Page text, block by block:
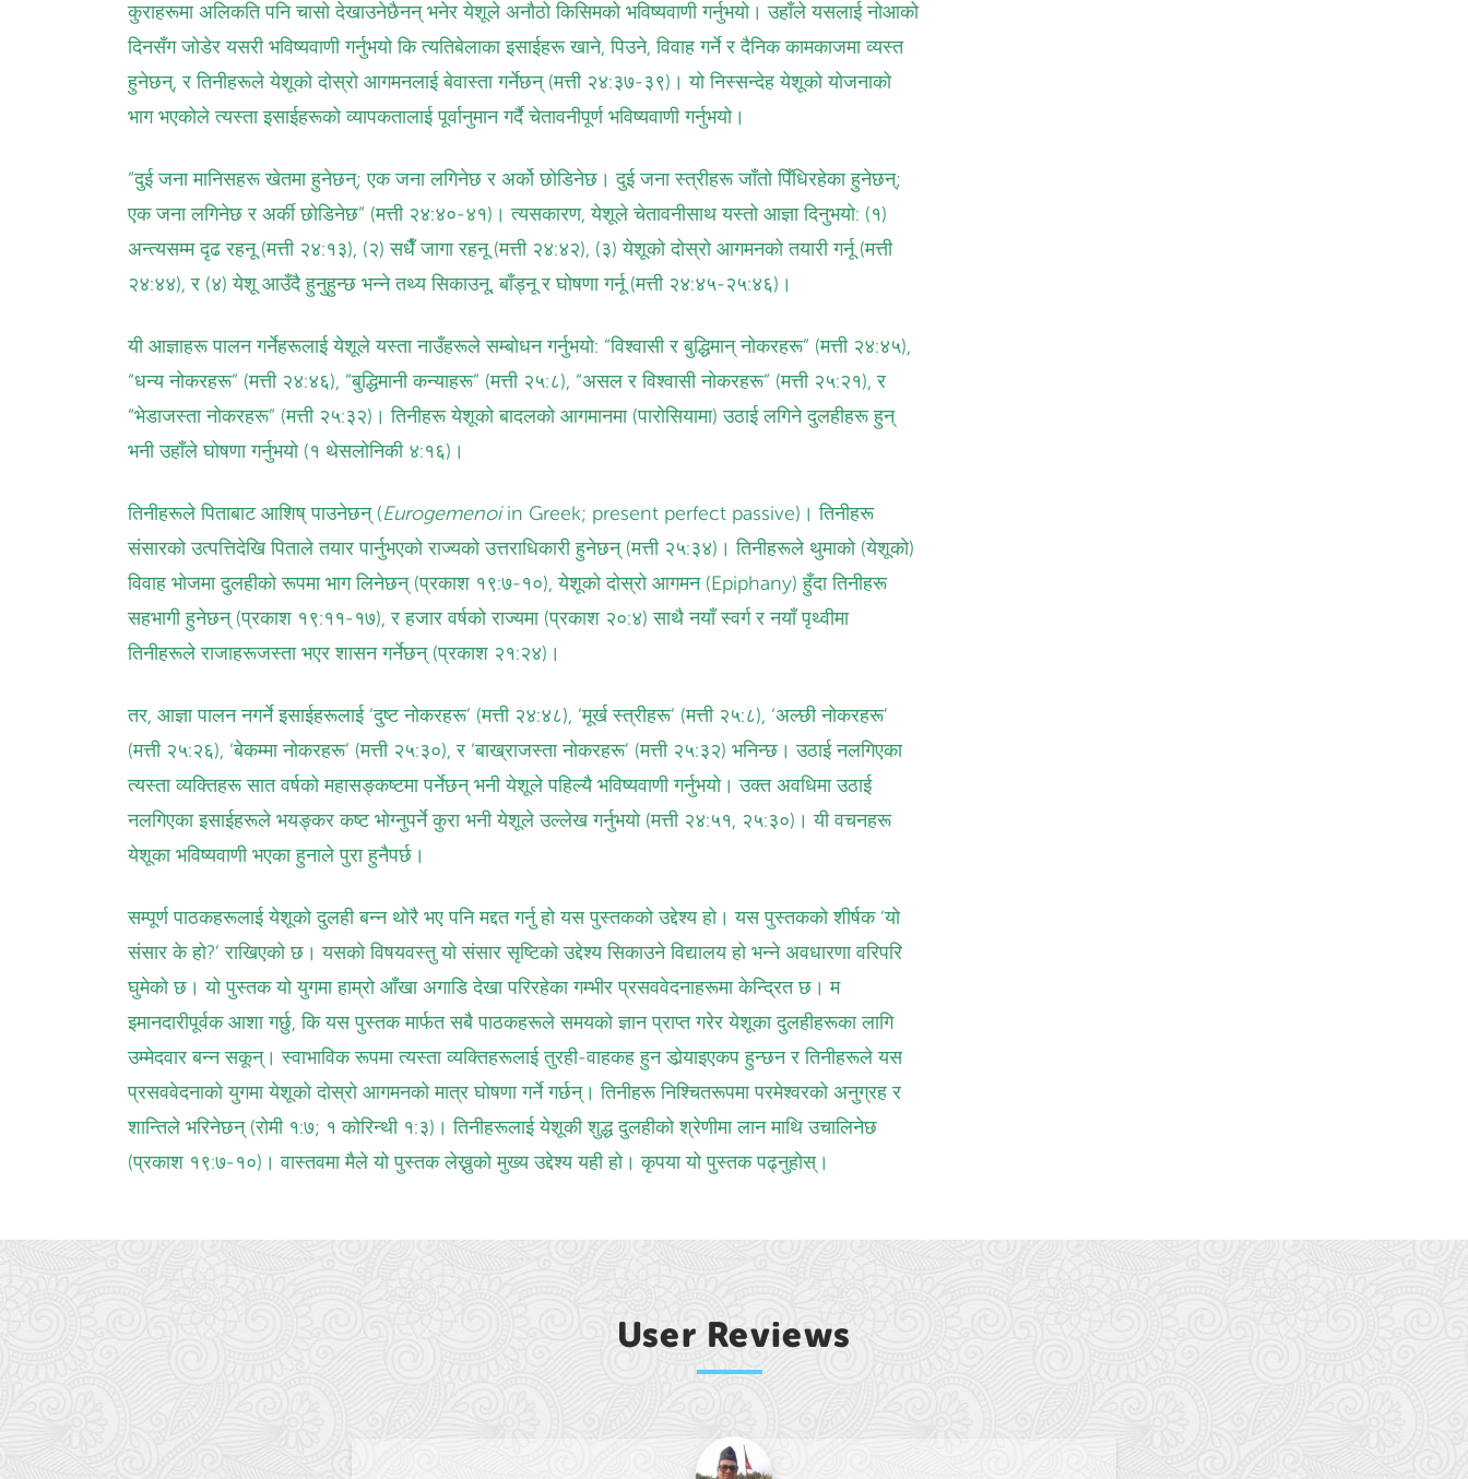
कुराहरूमा अलिकति पनि चासो देखाउनेछैनन् भनेर येशूले अनौठो किसिमको भविष्यवाणी गर्नुभयो। उहाँले यसलाई नोआको
दिनसँग जोडेर यसरी भविष्यवाणी गर्नुभयो कि त्यतिबेलाका इसाईहरू खाने, पिउने, विवाह गर्ने र दैनिक कामकाजमा व्यस्त
हुनेछन्, र तिनीहरूले येशूको दोस्रो आगमनलाई बेवास्ता गर्नेछन् (मत्ती २४:३७-३९)। यो निस्सन्देह येशूको योजनाको
भाग भएकोले त्यस्ता इसाईहरूको व्यापकतालाई पूर्वानुमान गर्दै चेतावनीपूर्ण भविष्यवाणी गर्नुभयो।
“दुई जना मानिसहरू खेतमा हुनेछन्; एक जना लगिनेछ र अर्को छोडिनेछ। दुई जना स्‍त्रीहरू जाँतो पिँधिरहेका हुनेछन्;
एक जना लगिनेछ र अर्की छोडिनेछ” (मत्ती २४:४०-४१)। त्यसकारण, येशूले चेतावनीसाथ यस्तो आज्ञा दिनुभयो: (१)
अन्त्यसम्म दृढ रहनू (मत्ती २४:१३), (२) सधैँ जागा रहनू (मत्ती २४:४२), (३) येशूको दोस्रो आगमनको तयारी गर्नू (मत्ती
२४:४४), र (४) येशू आउँदै हुनुहुन्छ भन्ने तथ्य सिकाउनू, बाँड्नू र घोषणा गर्नू (मत्ती २४:४५-२५:४६)।
यी आज्ञाहरू पालन गर्नेहरूलाई येशूले यस्ता नाउँहरूले सम्बोधन गर्नुभयो: “विश्‍वासी र बुद्धिमान् नोकरहरू” (मत्ती २४:४५),
“धन्य नोकरहरू” (मत्ती २४:४६), “बुद्धिमानी कन्याहरू” (मत्ती २५:८), “असल र विश्‍वासी नोकरहरू” (मत्ती २५:२१), र
“भेडाजस्ता नोकरहरू” (मत्ती २५:३२)। तिनीहरू येशूको बादलको आगमानमा (पारोसियामा) उठाई लगिने दुलहीहरू हुन्
भनी उहाँले घोषणा गर्नुभयो (१ थेसलोनिकी ४:१६)।
तिनीहरूले पिताबाट आशिष् पाउनेछन् (Eurogemenoiin Greek; present perfect passive)। तिनीहरू
संसारको उत्पत्तिदेखि पिताले तयार पार्नुभएको राज्यको उत्तराधिकारी हुनेछन् (मत्ती २५:३४)। तिनीहरूले थुमाको (येशूको)
विवाह भोजमा दुलहीको रूपमा भाग लिनेछन् (प्रकाश १९:७-१०), येशूको दोस्रो आगमन (Epiphany) हुँदा तिनीहरू
सहभागी हुनेछन् (प्रकाश १९:११-१७), र हजार वर्षको राज्यमा (प्रकाश २०:४) साथै नयाँ स्वर्ग र नयाँ पृथ्वीमा
तिनीहरूले राजाहरूजस्ता भएर शासन गर्नेछन् (प्रकाश २१:२४)।
तर, आज्ञा पालन नगर्ने इसाईहरूलाई ‘दुष्ट नोकरहरू’ (मत्ती २४:४८), ‘मूर्ख स्‍त्रीहरू’ (मत्ती २५:८), ‘अल्छी नोकरहरू’
(मत्ती २५:२६), ‘बेकम्मा नोकरहरू’ (मत्ती २५:३०), र ‘बाख्राजस्ता नोकरहरू’ (मत्ती २५:३२) भनिन्छ। उठाई नलगिएका
त्यस्ता व्यक्तिहरू सात वर्षको महासङ्कष्टमा पर्नेछन् भनी येशूले पहिल्यै भविष्यवाणी गर्नुभयो। उक्त अवधिमा उठाई
नलगिएका इसाईहरूले भयङ्कर कष्ट भोग्नुपर्ने कुरा भनी येशूले उल्लेख गर्नुभयो (मत्ती २४:५१, २५:३०)। यी वचनहरू
येशूका भविष्यवाणी भएका हुनाले पुरा हुनैपर्छ।
सम्पूर्ण पाठकहरूलाई येशूको दुलही बन्न थोरै भए पनि मद्दत गर्नु हो यस पुस्तकको उद्देश्य हो। यस पुस्तकको शीर्षक ‘यो
संसार के हो?’ राखिएको छ। यसको विषयवस्तु यो संसार सृष्टिको उद्देश्य सिकाउने विद्यालय हो भन्‍ने अवधारणा वरिपरि
घुमेको छ। यो पुस्तक यो युगमा हाम्रो आँखा अगाडि देखा परिरहेका गम्भीर प्रसववेदनाहरूमा केन्द्रित छ। म
इमानदारीपूर्वक आशा गर्छु, कि यस पुस्तक मार्फत सबै पाठकहरूले समयको ज्ञान प्राप्‍त गरेर येशूका दुलहीहरूका लागि
उम्मेदवार बन्न सकून्। स्वाभाविक रूपमा त्यस्ता व्यक्तिहरूलाई तुरही‍-वाहकह हुन डोर्‍याइएकप हुन्छन र तिनीहरूले यस
प्रसववेदनाको युगमा येशूको दोस्रो आगमनको मात्र घोषणा गर्ने गर्छन्। तिनीहरू निश्‍चितरूपमा परमेश्‍वरको अनुग्रह र
शान्तिले भरिनेछन् (रोमी १:७; १ कोरिन्थी १:३)। तिनीहरूलाई येशूकी शुद्ध दुलहीको श्रेणीमा लान माथि उचालिनेछ
(प्रकाश १९:७-१०)। वास्तवमा मैले यो पुस्तक लेख्नुको मुख्य उद्देश्य यही हो। कृपया यो पुस्तक पढ्नुहोस्।
User Reviews